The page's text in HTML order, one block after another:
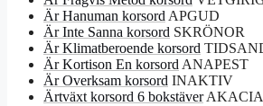
Är Hanuman korsord APGUD
Är Inte Sanna korsord SKRÖNOR
Är Klimatberoende korsord
Är Kortison En korsord ANAPEST
Är Overksam korsord INAKTIV
Ärtväxt korsord 6 bokstäver AKACIA